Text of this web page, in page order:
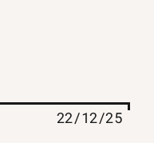
22/12/25